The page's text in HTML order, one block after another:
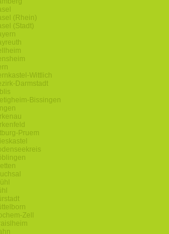
(Rhein)
(Stadt)
Wittlich
Darmstadt
Bissingen
Pruem
Zell